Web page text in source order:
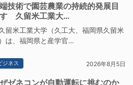
技術で園芸農業の持続的発展目
久留米工業大…
留米工業大学（久工大、福岡県久留米
は、福岡県と産学官…
ジネス 2026年8月5日
ゼネコンが自動運転に挑むのか